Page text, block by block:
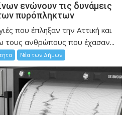
ενώνουν τις δυνάμεις
πυρόπληκτων
που έπληξαν την Αττική και
τους ανθρώπους που έχασαν...
Νέα των Δήμων